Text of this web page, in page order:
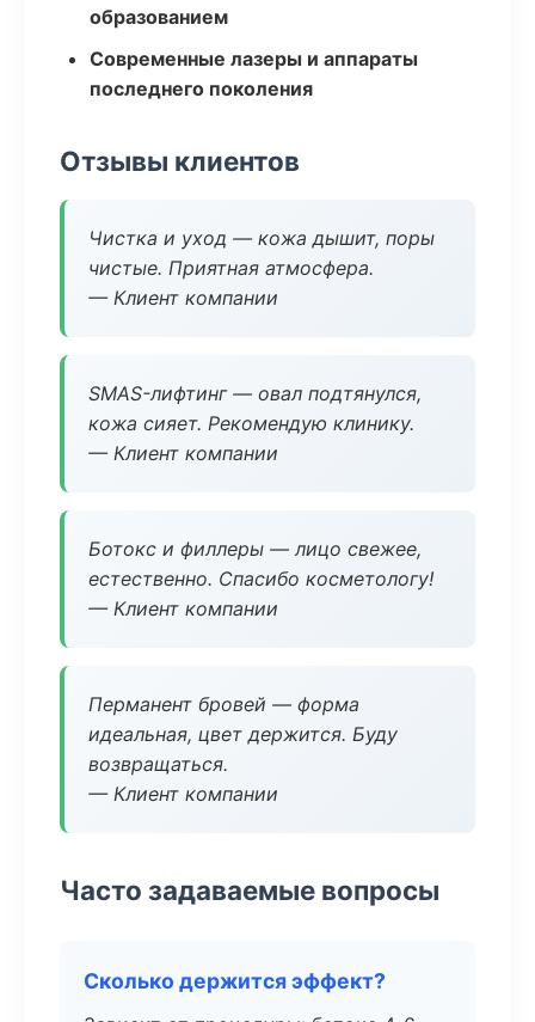
образованием
Современные лазеры и аппараты
последнего поколения
Отзывы клиентов
Чистка и уход — кожа дышит, поры
чистые. Приятная атмосфера.
— Клиент компании
SMAS-лифтинг — овал подтянулся,
кожа сияет. Рекомендую клинику.
— Клиент компании
Ботокс и филлеры — лицо свежее,
естественно. Спасибо косметологу!
— Клиент компании
Перманент бровей — форма
идеальная, цвет держится. Буду
возвращаться.
— Клиент компании
Часто задаваемые вопросы
Сколько держится эффект?